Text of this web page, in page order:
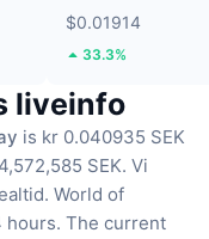
$0.01914
33.3%
liveinfo
is kr 0.040935 SEK
SEK. Vi
World of
hours. The current